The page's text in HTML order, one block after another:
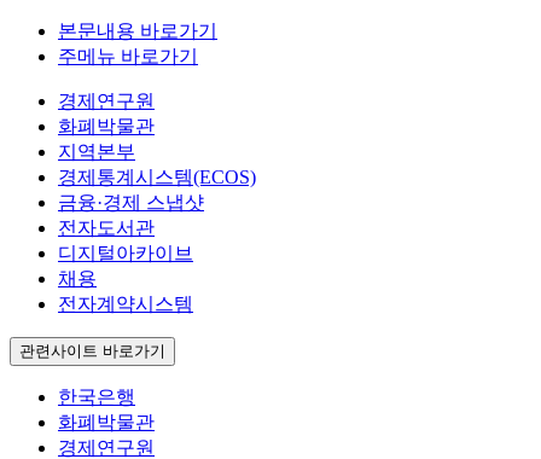
본문내용 바로가기
주메뉴 바로가기
경제연구원
화폐박물관
지역본부
경제통계시스템(ECOS)
금융·경제 스냅샷
전자도서관
디지털아카이브
채용
전자계약시스템
관련사이트 바로가기
한국은행
화폐박물관
경제연구원